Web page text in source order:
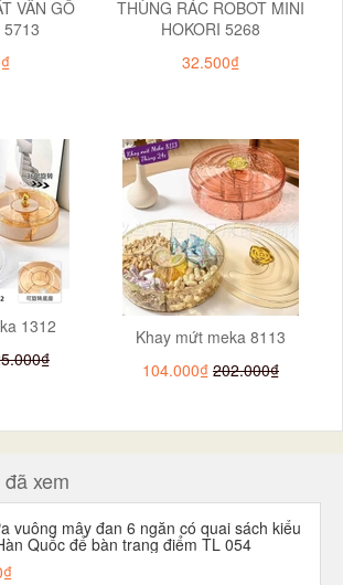
VÂN GỖ
5713
THÙNG RÁC ROBOT MINI
HOKORI 5268
32.500₫
1312
Khay mứt meka 8113
104.000₫ 202.000₫
xem
vuông mây đan 6 ngăn có quai sách kiểu
Quốc để bàn trang điểm TL 054